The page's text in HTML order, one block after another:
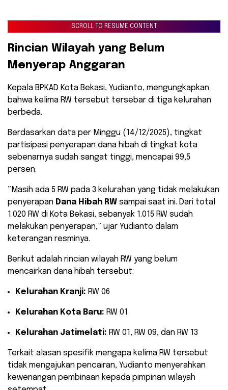
SCROLL TO RESUME CONTENT
Rincian Wilayah yang Belum
Menyerap Anggaran
Kepala BPKAD Kota Bekasi, Yudianto, mengungkapkan
bahwa kelima RW tersebut tersebar di tiga kelurahan
berbeda.
Berdasarkan data per Minggu (14/12/2025), tingkat
partisipasi penyerapan dana hibah di tingkat kota
sebenarnya sudah sangat tinggi, mencapai 99,5
persen.
​”Masih ada 5 RW pada 3 kelurahan yang tidak melakukan
penyerapan Dana Hibah RW sampai saat ini. Dari total
1.020 RW di Kota Bekasi, sebanyak 1.015 RW sudah
melakukan penyerapan,” ujar Yudianto dalam
keterangan resminya.
​Berikut adalah rincian wilayah RW yang belum
mencairkan dana hibah tersebut:
Kelurahan Kranji: RW 06
Kelurahan Kota Baru: RW 01
Kelurahan Jatimelati: RW 01, RW 09, dan RW 13
​Terkait alasan spesifik mengapa kelima RW tersebut
tidak mengajukan pencairan, Yudianto menyerahkan
kewenangan pembinaan kepada pimpinan wilayah